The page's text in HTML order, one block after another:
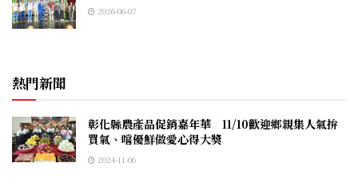
2026-06-07
熱門新聞
彰化縣農產品促銷嘉年華 11/10歡迎鄉親集人氣拚
買氣、嚐優鮮做愛心得大獎
2024-11-06